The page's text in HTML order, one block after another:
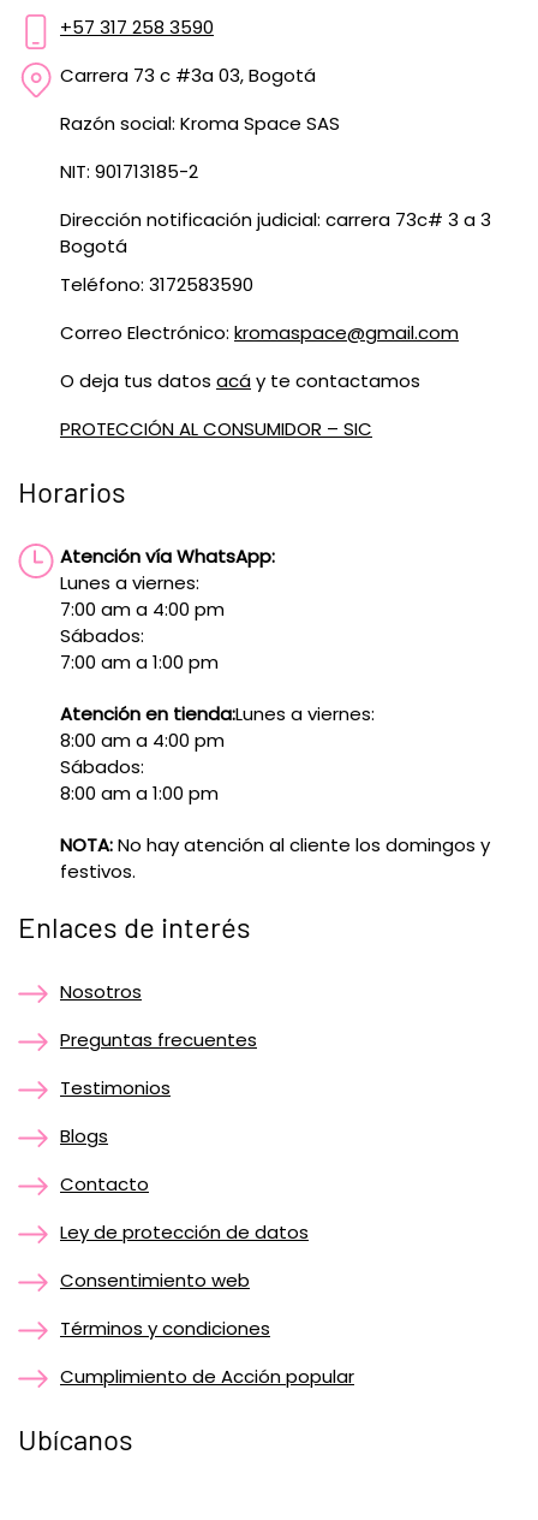
+57 317 258 3590
Carrera 73 c #3a 03, Bogotá
Razón social: Kroma Space SAS
NIT: 901713185-2
Dirección notificación judicial: carrera 73c# 3 a 3
Bogotá
Teléfono: 3172583590
Correo Electrónico: kromaspace@gmail.com
O deja tus datos acáy te contactamos
PROTECCIÓN AL CONSUMIDOR – SIC
Horarios
Atención vía WhatsApp:
Lunes a viernes:
7:00 am a 4:00 pm
Sábados:
7:00 am a 1:00 pm
Atención en tienda:Lunes a viernes:
8:00 am a 4:00 pm
Sábados:
8:00 am a 1:00 pm
NOTA:No hay atención al cliente los domingos y
festivos.
Enlaces de interés
Nosotros
Preguntas frecuentes
Testimonios
Blogs
Contacto
Ley de protección de datos
Consentimiento web
Términos y condiciones
Cumplimiento de Acción popular
Ubícanos